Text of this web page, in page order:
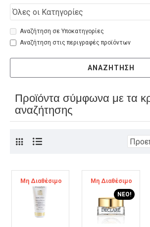
Αναζήτηση σε Υποκατηγορίες
Αναζήτηση στις περιγραφές προϊόντων
ΑΝΑΖΉΤΗΣΗ
Προϊόντα σύμφωνα με τα
αναζήτησης
Μη Διαθέσιμο
ΝΈΟ!
-41 %
Μη Διαθέσιμο